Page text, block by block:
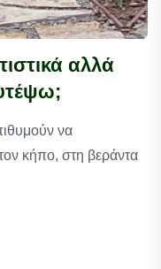
αλλά
να
κήπο, στη βεράντα